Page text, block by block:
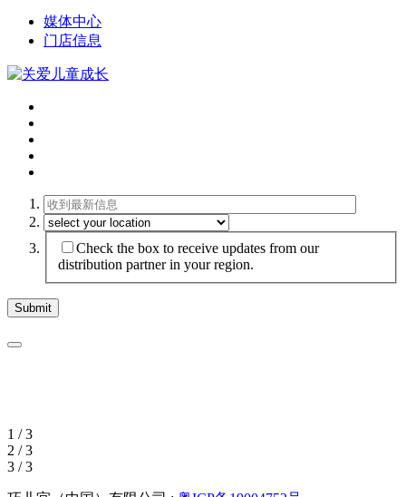
媒体中心
门店信息
Check the box to receive updates from our
distribution partner in your region.
1 / 3
2 / 3
3 / 3